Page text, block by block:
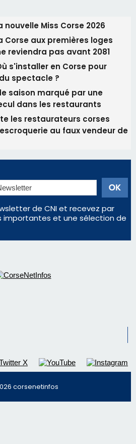
Miss Corse 2026
Corse aux premières loges
reviendra pas avant 2081
s'installer en Corse pour
spectacle ?
saison marqué par une
dans les restaurants
les restaurateurs corses
au faux vendeur de
de CNI et recevez par
importantes et une sélection de
corsenetinfos